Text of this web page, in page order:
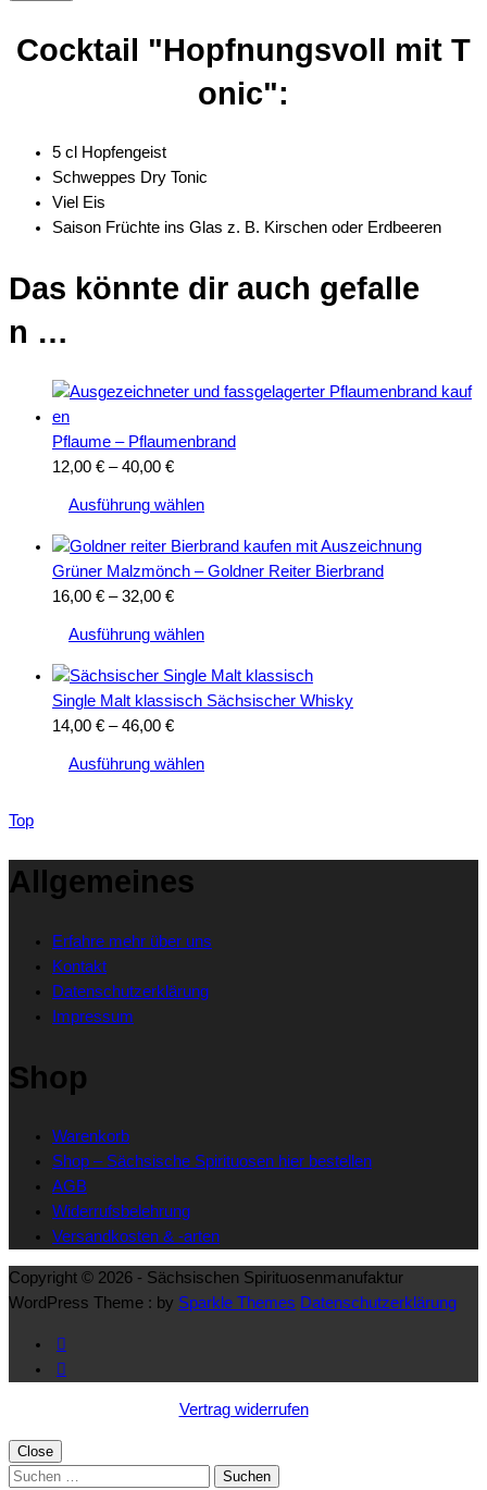
Cocktail "Hopfnungsvoll mit T
onic":
5 cl Hopfengeist
Schweppes Dry Tonic
Viel Eis
Saison Früchte ins Glas z. B. Kirschen oder Erdbeeren
Das könnte dir auch gefalle
n …
Pflaume – Pflaumenbrand
12,00 € –40,00 €Preisspanne:
bis
40,00 €
Ausführung wählen
Produkt
weist
mehrere
Varianten
Die
Optionen
können
auf
Produktseite
Grüner Malzmönch – Goldner Reiter Bierbrand
16,00 € –32,00 €Preisspanne:
bis
32,00 €
Ausführung wählen
Produkt
weist
mehrere
Varianten
Die
Produktseite
werden
Single Malt klassisch Sächsischer Whisky
14,00 € –46,00 €Preisspanne:
bis
Ausführung wählen
Produkt
auf.
Die
können
auf
der
Produktseite
werden
Top
Allgemeines
Erfahre mehr über uns
Kontakt
Datenschutzerklärung
Impressum
Shop
Warenkorb
Shop – Sächsische Spirituosen hier bestellen
AGB
Widerrufsbelehrung
Versandkosten & -arten
Copyright © 2026 - Sächsischen Spirituosenmanufaktur
WordPress Theme : by Sparkle Themes Datenschutzerklärung
Vertrag widerrufen
Close
Suchen